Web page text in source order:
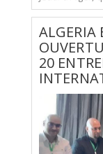
ALGERIA
20